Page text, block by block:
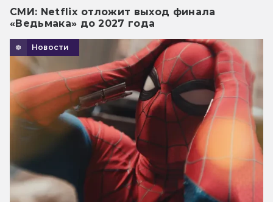
СМИ: Netflix отложит выход финала
«Ведьмака» до 2027 года
Новости